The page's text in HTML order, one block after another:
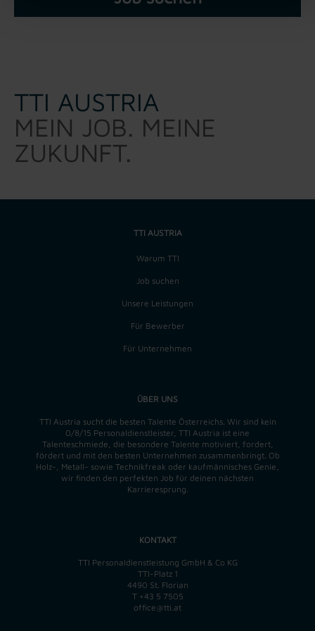
TTI AUSTRIA
MEIN JOB. MEINE
ZUKUNFT.
TTI AUSTRIA
Warum TTI
Job suchen
Unsere Leistungen
Für Bewerber
Für Unternehmen
ÜBER UNS
TTI Austria sucht die besten Talente Österreichs. Wir sind kein
0/8/15 Personaldienstleister, TTI Austria ist eine
Talenteschmiede, die besondere Talente motiviert, fordert,
fördert und mit den besten Unternehmen zusammenbringt. Ob
Holz-, Metall- sowie Technikfreak oder kaufmännisches Genie,
wir finden den perfekten Job für deinen nächsten
Karrieresprung.
KONTAKT
TTI Personaldienstleistung GmbH & Co KG
TTI-Platz 1
4490 St. Florian
T +43 5 7505
office@tti.at